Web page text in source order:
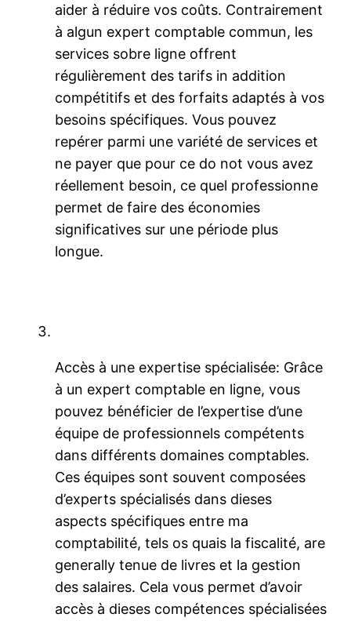
aider à réduire vos coûts. Contrairement
à algun expert comptable commun, les
services sobre ligne offrent
régulièrement des tarifs in addition
compétitifs et des forfaits adaptés à vos
besoins spécifiques. Vous pouvez
repérer parmi une variété de services et
ne payer que pour ce do not vous avez
réellement besoin, ce quel professionne
permet de faire des économies
significatives sur une période plus
longue.
Accès à une expertise spécialisée: Grâce
à un expert comptable en ligne, vous
pouvez bénéficier de l’expertise d’une
équipe de professionnels compétents
dans différents domaines comptables.
Ces équipes sont souvent composées
d’experts spécialisés dans dieses
aspects spécifiques entre ma
comptabilité, tels os quais la fiscalité, are
generally tenue de livres et la gestion
des salaires. Cela vous permet d’avoir
accès à dieses compétences spécialisées